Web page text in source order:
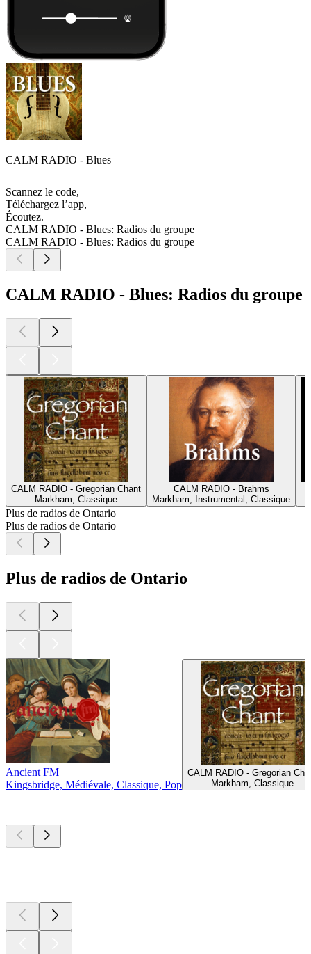
CALM RADIO - Blues
Scannez le code,
Téléchargez l’app,
Écoutez.
CALM RADIO - Blues: Radios du groupe
CALM RADIO - Blues: Radios du groupe
CALM RADIO - Blues: Radios du groupe
CALM RADIO - Gregorian Chant
Markham, Classique
CALM RADIO - Brahms
Markham, Instrumental, Classique
Plus de radios de Ontario
Plus de radios de Ontario
Plus de radios de Ontario
Ancient FM
Kingsbridge, Médiévale, Classique, Pop
CALM RADIO - Gregorian
Markham, Classique